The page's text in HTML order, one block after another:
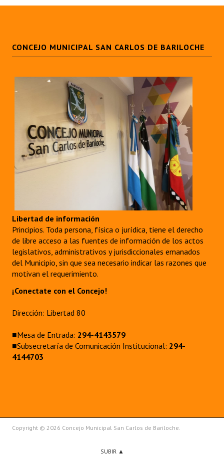
CONCEJO MUNICIPAL SAN CARLOS DE BARILOCHE
Libertad de información
Principios. Toda persona, física o jurídica, tiene el derecho
de libre acceso a las fuentes de información de los actos
legislativos, administrativos y jurisdiccionales emanados
del Municipio, sin que sea necesario indicar las razones que
motivan el requerimiento.
¡Conectate con el Concejo!
Dirección: Libertad 80
■Mesa de Entrada: 294-4143579
■Subsecretaría de Comunicación Institucional: 294-
4144703
Copyright © 2026 Concejo Municipal San Carlos de Bariloche.
SUBIR ▲